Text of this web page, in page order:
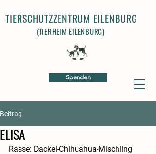
Spenden
TIERSCHUTZZENTRUM EILENBURG
(TIERHEIM EILENBURG)
Beitrag
ELISA
Rasse: Dackel-Chihuahua-Mischling